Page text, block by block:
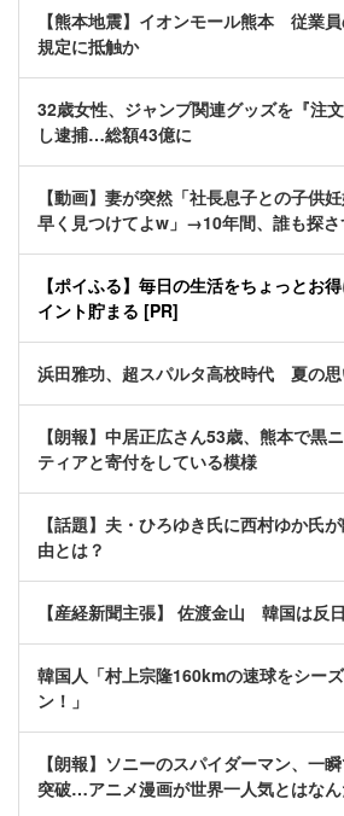
【熊本地震】イオンモール熊本 従業
規定に抵触か
32歳女性、ジャンプ関連グッズを『注
し逮捕…総額43億に
【動画】妻が突然「社長息子との子供
早く見つけてよw」→10年間、誰も探
【ポイふる】毎日の生活をちょっとお
イント貯まる [PR]
浜田雅功、超スパルタ高校時代 夏の
【朗報】中居正広さん53歳、熊本で黒
ティアと寄付をしている模様
【話題】夫・ひろゆき氏に西村ゆか氏
由とは？
【産経新聞主張】 佐渡金山 韓国は反
韓国人「村上宗隆160kmの速球をシー
ン！」
【朗報】ソニーのスパイダーマン、一
突破…アニメ漫画が世界一人気とはな